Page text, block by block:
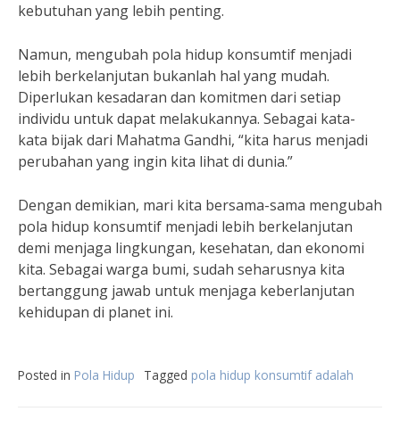
kebutuhan yang lebih penting.
Namun, mengubah pola hidup konsumtif menjadi
lebih berkelanjutan bukanlah hal yang mudah.
Diperlukan kesadaran dan komitmen dari setiap
individu untuk dapat melakukannya. Sebagai kata-
kata bijak dari Mahatma Gandhi, “kita harus menjadi
perubahan yang ingin kita lihat di dunia.”
Dengan demikian, mari kita bersama-sama mengubah
pola hidup konsumtif menjadi lebih berkelanjutan
demi menjaga lingkungan, kesehatan, dan ekonomi
kita. Sebagai warga bumi, sudah seharusnya kita
bertanggung jawab untuk menjaga keberlanjutan
kehidupan di planet ini.
Posted in Pola Hidup Tagged pola hidup konsumtif adalah